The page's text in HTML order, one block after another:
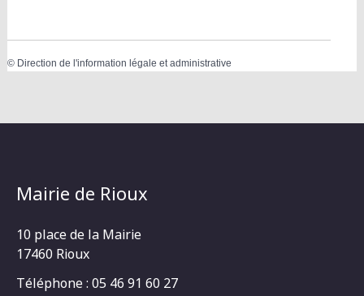
© Direction de l'information légale et administrative
Mairie de Rioux
10 place de la Mairie
17460 Rioux
Téléphone : 05 46 91 60 27